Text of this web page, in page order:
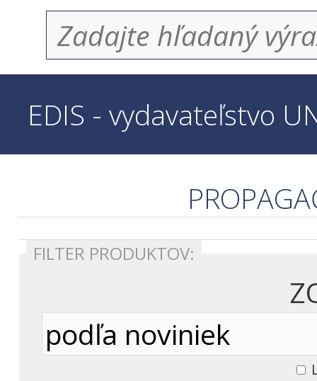
EDIS - vydavateľstvo
FILTER PRODUKTOV: